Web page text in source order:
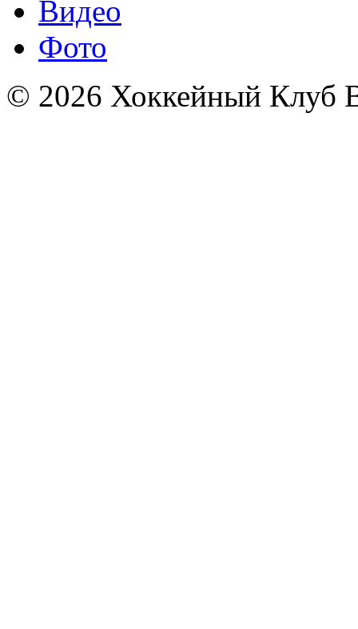
Видео
Фото
© 2026 Хоккейный Клуб